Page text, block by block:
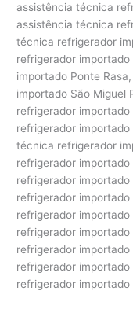
assistência técnica
assistência técnica
técnica refrigerador
refrigerador
importado Ponte
importado São Miguel
refrigerador
refrigerador importado
técnica refrigerador
refrigerador
refrigerador
refrigerador
refrigerador
refrigerador
refrigerador
refrigerador
refrigerador importado